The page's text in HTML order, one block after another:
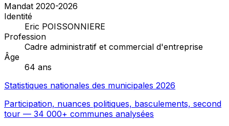
Mandat 2020-2026
Identité
Eric POISSONNIERE
Profession
Cadre administratif et commercial d'entreprise
Âge
64 ans
Statistiques nationales des municipales 2026
Participation, nuances politiques, basculements, second
tour — 34 000+ communes analysées